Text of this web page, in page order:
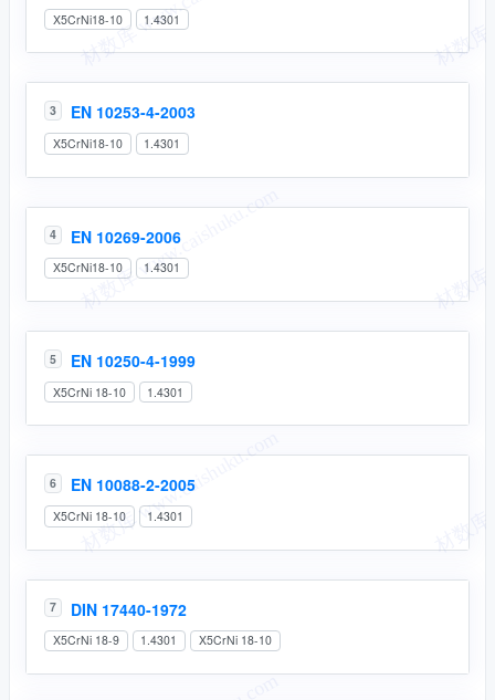
X5CrNi18-10 1.4301
3 EN 10253-4-2003
X5CrNi18-10 1.4301
4 EN 10269-2006
X5CrNi18-10 1.4301
5 EN 10250-4-1999
X5CrNi 18-10 1.4301
6 EN 10088-2-2005
X5CrNi 18-10 1.4301
7 DIN 17440-1972
X5CrNi 18-9 1.4301 X5CrNi 18-10